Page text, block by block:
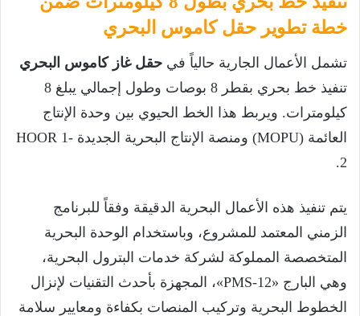
خطة تطوير حقل كاموس البحري
تشمل الأعمال الجارية حالياً في حقل غاز كاموس البحري
تنفيذ خط بحري بقطر 8 بوصات وطول إجمالي يبلغ 8
كيلومترات. ويربط هذا الخط الحيوي بين وحدة الإنتاج
العائمة (MOPU) ومنصة الإنتاج البحرية الجديدة HOOR 1-
2.
يتم تنفيذ هذه الأعمال البحرية الدقيقة وفقاً للبرنامج
الزمني المعتمد للمشروع، وباستخدام الوحدة البحرية
المتخصصة المملوكة لشركة خدمات البترول البحرية،
وهي البارج «PMS-12»، المجهزة بأحدث التقنيات لإنزال
الخطوط البحرية وتركيب المنصات بكفاءة ومعايير سلامة